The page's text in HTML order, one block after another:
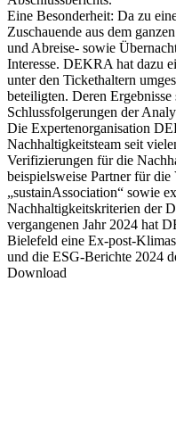
Eine Besonderheit: Da zu
Zuschauende aus dem
und Abreise- sowie
Interesse. DEKRA hat dazu
unter den Tickethaltern
beteiligten. Deren
Schlussfolgerungen der
Die Expertenorganisation
Nachhaltigkeitsteam seit
Verifizierungen für die
beispielsweise Partner für die
„sustainAssociation“ sowie
Nachhaltigkeitskriterien der
vergangenen Jahr 2024 hat
Bielefeld eine Ex-post-
und die ESG-Berichte 2024
Download